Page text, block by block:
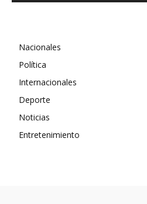
Nacionales
Política
Internacionales
Deporte
Noticias
Entretenimiento